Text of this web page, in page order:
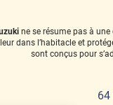
ne se résume pas à
dans l’habitacle et
sont conçus pour
64